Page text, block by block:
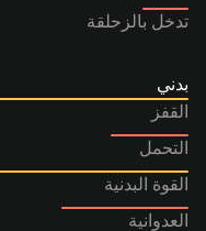
تدخل بالزحلقة
بدني
القفز
التحمل
القوة البدنية
العدوانية